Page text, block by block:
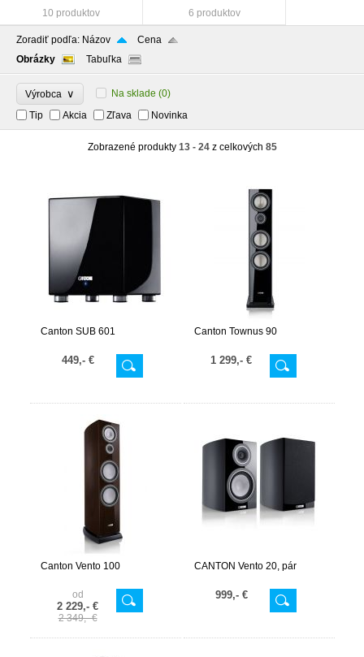
10 produktov 6 produktov
Zoradiť podľa: Názov
Cena
Obrázky
Tabuľka
Výrobca ∨ Na sklade (0)
Tip
Akcia Zľava Novinka
Zobrazené produkty 13 - 24z celkových 85
Canton SUB 601
449,- €
Canton Townus 90
1 299,- €
Canton Vento 100
od
2 229,- €
2 349,- €
CANTON Vento 20, pár
999,- €